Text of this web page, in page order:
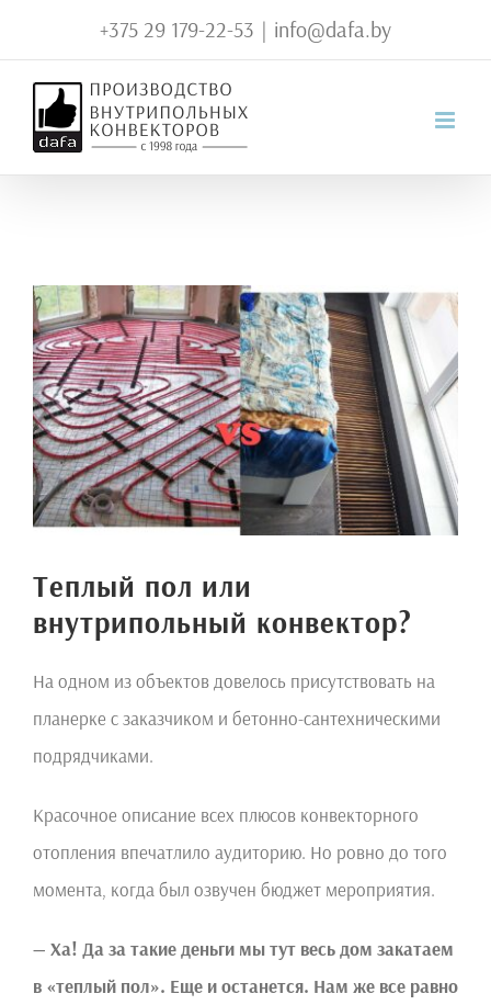
to
content
+375 29 179-22-53 | info@dafa.by
View
Larger
Image
Теплый пол или
внутрипольный конвектор?
На одном из объектов довелось присутствовать на
планерке с заказчиком и бетонно-сантехническими
подрядчиками.
Красочное описание всех плюсов конвекторного
отопления впечатлило аудиторию. Но ровно до того
момента, когда был озвучен бюджет мероприятия.
— Ха! Да за такие деньги мы тут весь дом закатаем
в «теплый пол». Еще и останется. Нам же все равно